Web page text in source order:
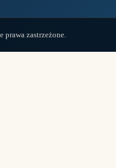
prawa zastrzeżone.